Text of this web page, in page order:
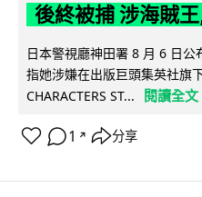
後終被捕 涉海賊
日本警視廳神田署 8 月 6 日公
指她涉嫌在出版巨頭集英社旗
CHARACTERS ST...
閱讀全文
1 ↗ 分享